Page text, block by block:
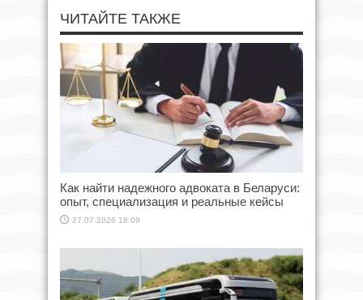
ЧИТАЙТЕ ТАКЖЕ
Как найти надежного адвоката в Беларуси:
опыт, специализация и реальные кейсы
27.07.2026 18:09